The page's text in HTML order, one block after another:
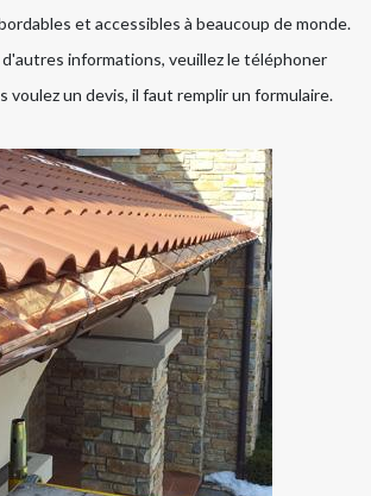
et accessibles à beaucoup de monde.
d'autres informations, veuillez le téléphoner
voulez un devis, il faut remplir un formulaire.